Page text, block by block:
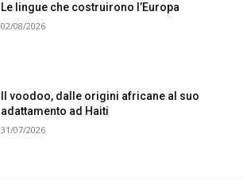
Le lingue che costruirono l’Europa
02/08/2026
Il voodoo, dalle origini africane al suo
adattamento ad Haiti
31/07/2026